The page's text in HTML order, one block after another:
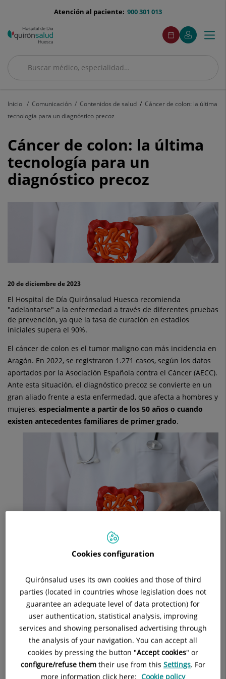
menu-
900 301 013
Atención al paciente:
Buscar
Buscar
menuAcceso
Pedir
cita
Enlace
a
una
externa.
Mi
Quirónsalud
Este
enlace
se
en
ventana
Menú
Inicio Comunicación Contenidos de salud
Cáncer de colon: la última
tecnología para un diagnóstico precoz
Cáncer
de
colon:
diagnóstico
precoz
Cáncer de colon: la última
tecnología para un
diagnóstico precoz
20 de diciembre de 2023
El Hospital de Día Quirónsalud Huesca recomienda
"adelantarse" a la enfermedad a través de diferentes pruebas
de prevención, ya que la tasa de curación en estadios
iniciales supera el 90%.
El cáncer de colon es el tumor maligno con más incidencia en
Aragón. En 2022, se registraron 1.271 casos, según los datos
aportados por la Asociación Española contra el Cáncer (AECC).
Ante esta situación, el diagnóstico precoz se convierte en un
gran aliado frente a esta enfermedad, que afecta a hombres y
mujeres, especialmente a partir de los 50 años o cuando
existen antecedentes familiares de primer grado.
El Hospital de Día Quirónsalud Huesca recomienda
"adelantarse" al cáncer de colon a través de diferentes
pruebas de prevención, como el test de sangre oculta en
heces y la colonoscopia. Y, para ello, cuenta con la última
tecnología. La tasa de curación en estadios iniciales es muy
alta, mayor del 90%,mientras que,cuando el cáncer se ha
diseminadohacia los tejidos, los órganos circundantes o los
ganglios linfáticos regionales, el pronóstico empeora. "No
, con los tratamientos actuales se consiguen
Cookies configuration
Quirónsalud uses its own cookies and those of third
parties (located in countries whose legislation does not
guarantee an adequate level of data protection) for
user authentication, statistical analysis, improving
services and showing personalised advertising through
the analysis of your navigation. You can accept all
cookies by pressing the button "Accept cookies" or
configure/refuse them their use from this Settings. For
more information click here: Cookie policy